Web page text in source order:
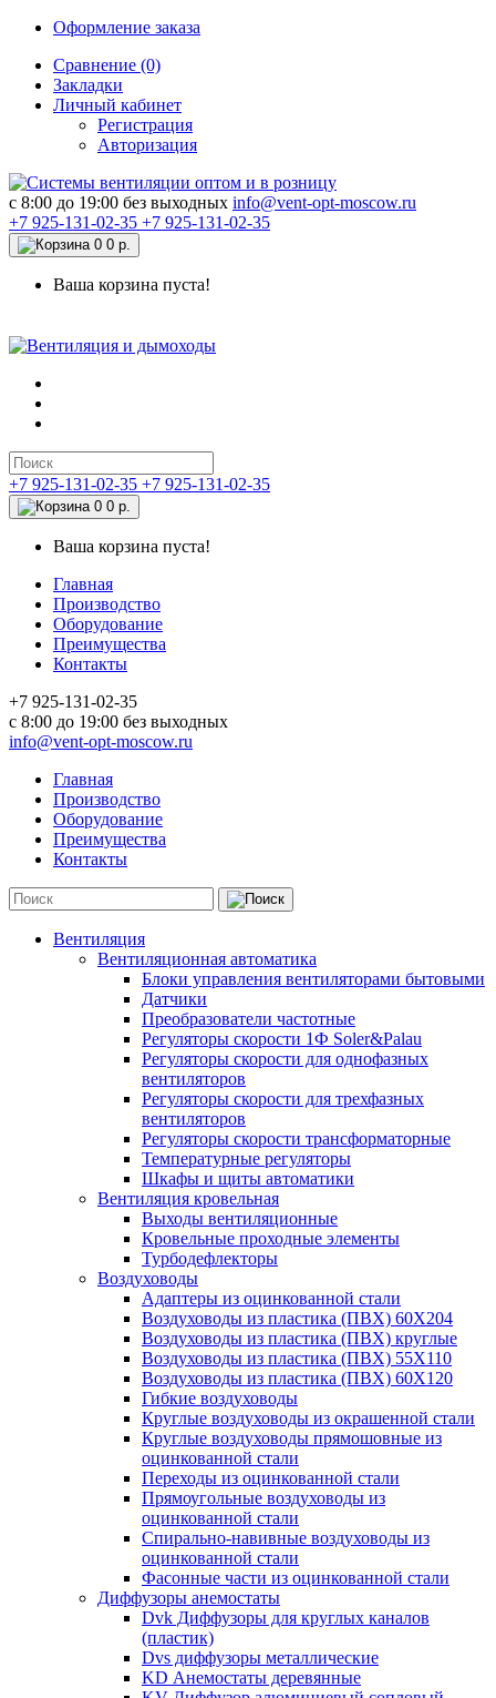
Оформление заказа
Сравнение (0)
Закладки
Личный кабинет
Регистрация
Авторизация
c 8:00 до 19:00 без выходных info@vent-opt-moscow.ru
+7 925-131-02-35 +7 925-131-02-35
0 0 р.
Ваша корзина пуста!
+7 925-131-02-35 +7 925-131-02-35
0 0 р.
Ваша корзина пуста!
Главная
Производство
Оборудование
Преимущества
Контакты
+7 925-131-02-35
c 8:00 до 19:00 без выходных
info@vent-opt-moscow.ru
Главная
Производство
Оборудование
Преимущества
Контакты
Вентиляция
Вентиляционная автоматика
Блоки управления вентиляторами бытовыми
Датчики
Преобразователи частотные
Регуляторы скорости 1Ф Soler&Palau
Регуляторы скорости для однофазных
вентиляторов
Регуляторы скорости для трехфазных
вентиляторов
Регуляторы скорости трансформаторные
Температурные регуляторы
Шкафы и щиты автоматики
Вентиляция кровельная
Выходы вентиляционные
Кровельные проходные элементы
Турбодефлекторы
Воздуховоды
Адаптеры из оцинкованной стали
Воздуховоды из пластика (ПВХ) 60Х204
Воздуховоды из пластика (ПВХ) круглые
Воздуховоды из пластика (ПВХ) 55Х110
Воздуховоды из пластика (ПВХ) 60Х120
Гибкие воздуховоды
Круглые воздуховоды из окрашенной стали
Круглые воздуховоды прямошовные из
оцинкованной стали
Переходы из оцинкованной стали
Прямоугольные воздуховоды из
оцинкованной стали
Спирально-навивные воздуховоды из
оцинкованной стали
Фасонные части из оцинкованной стали
Диффузоры анемостаты
Dvk Диффузоры для круглых каналов
(пластик)
Dvs диффузоры металлические
KD Анемостаты деревянные